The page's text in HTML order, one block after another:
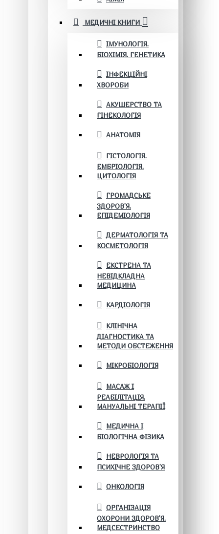
МЕДИЧНІ КНИГИ
ІМУНОЛОГІЯ.
БІОХІМІЯ. ГЕНЕТИКА
ІНФЕКЦІЙНІ
ХВОРОБИ
АКУШЕРСТВО ТА
ГІНЕКОЛОГІЯ
АНАТОМІЯ
ГІСТОЛОГІЯ.
ЕМБРІОЛОГІЯ.
ЦИТОЛОГІЯ
ГРОМАДСЬКЕ
ЗДОРОВ’Я.
ЕПІДЕМІОЛОГІЯ
ДЕРМАТОЛОГІЯ ТА
КОСМЕТОЛОГІЯ
ЕКСТРЕНА ТА
НЕВІДКЛАДНА
МЕДИЦИНА
КАРДІОЛОГІЯ
КЛІНІЧНА
ДІАГНОСТИКА ТА
МЕТОДИ ОБСТЕЖЕННЯ
МІКРОБІОЛОГІЯ
МАСАЖ І
РЕАБІЛІТАЦІЯ.
МАНУАЛЬНІ ТЕРАПІЇ
МЕДИЧНА І
БІОЛОГІЧНА ФІЗИКА
НЕВРОЛОГІЯ ТА
ПСИХІЧНЕ ЗДОРОВ’Я
ОНКОЛОГІЯ
ОРГАНІЗАЦІЯ
ОХОРОНИ ЗДОРОВ'Я.
МЕДСЕСТРИНСТВО